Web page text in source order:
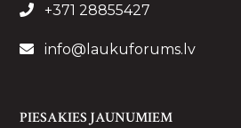
+371 28855427
info@laukuforums.lv
PIESAKIES JAUNUMIEM